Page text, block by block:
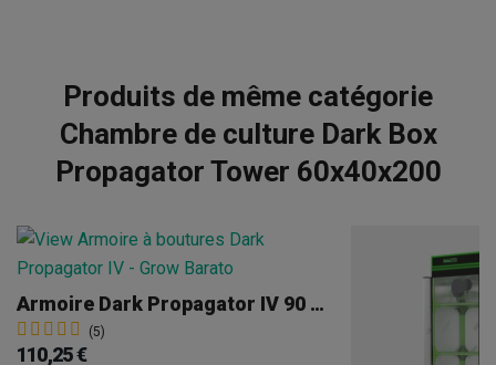
Produits de même catégorie
Chambre de culture Dark Box
Propagator Tower 60x40x200
Armoire Dark Propagator IV 90 X 60 X 98 Cm R4.0
(5)
110,25 €